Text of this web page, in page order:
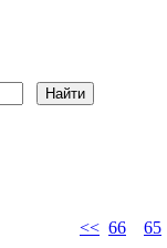
<< 66
65